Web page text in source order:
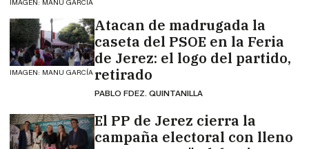
IMAGEN: MANU GARCÍA
IMAGEN: MANU GARCÍA
Atacan de madrugada la
caseta del PSOE en la Feria
de Jerez: el logo del partido,
retirado
PABLO FDEZ. QUINTANILLA
El PP de Jerez cierra la
campaña electoral con lleno